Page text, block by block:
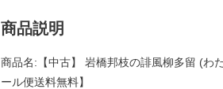
商品説明
商品名:【中古】 岩橋邦枝の誹風柳多留 (わ
ール便送料無料】